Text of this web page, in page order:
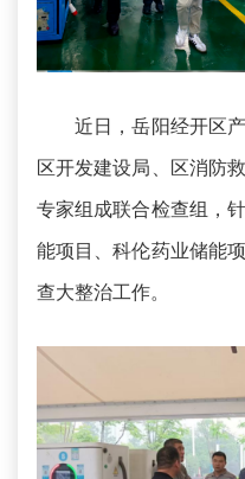
近日，岳阳经开区产
区开发建设局、区消防
专家组成联合检查组，
能项目、科伦药业储能
查大整治工作。